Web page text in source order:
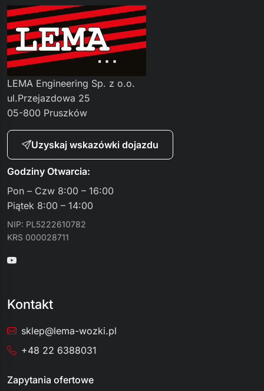
LEMA Engineering Sp. z o.o.
ul.Przejazdowa 25
05-800 Pruszków
Uzyskaj wskazówki dojazdu
Godziny Otwarcia:
Pon – Czw 8:00 – 16:00
Piątek 8:00 – 14:00
NIP: PL5222610782
KRS 000028711
Kontakt
sklep@lema-wozki.pl
+48 22 6388031
Zapytania ofertowe